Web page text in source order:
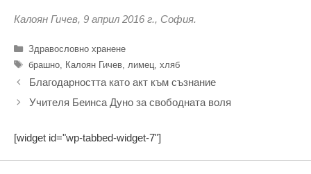
Калоян Гичев, 9 април 2016 г., София.
Категории
Здравословно хранене
Етикети
брашно, Калоян Гичев, лимец, хляб
Благодарността като акт към съзнание
Учителя Беинса Дуно за свободната воля
[widget id="wp-tabbed-widget-7"]